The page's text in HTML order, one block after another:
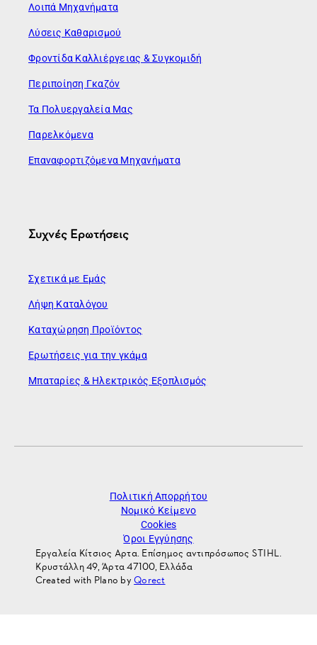
Λοιπά Μηχανήματα
Λύσεις Καθαρισμού
Φροντίδα Καλλιέργειας & Συγκομιδή
Περιποίηση Γκαζόν
Τα Πολυεργαλεία Μας
Παρελκόμενα
Επαναφορτιζόμενα Μηχανήματα
Συχνές Ερωτήσεις
Σχετικά με Εμάς
Λήψη Καταλόγου
Καταχώρηση Προϊόντος
Ερωτήσεις για την γκάμα
Μπαταρίες & Ηλεκτρικός Εξοπλισμός
Πολιτική Απορρήτου
Νομικό Κείμενο
Cookies
Όροι Εγγύησης
Εργαλεία Κίτσιος Αρτα. Επίσημος αντιπρόσωπος STIHL.
Κρυστάλλη 49, Άρτα 47100, Ελλάδα
Created with Plano byQorect